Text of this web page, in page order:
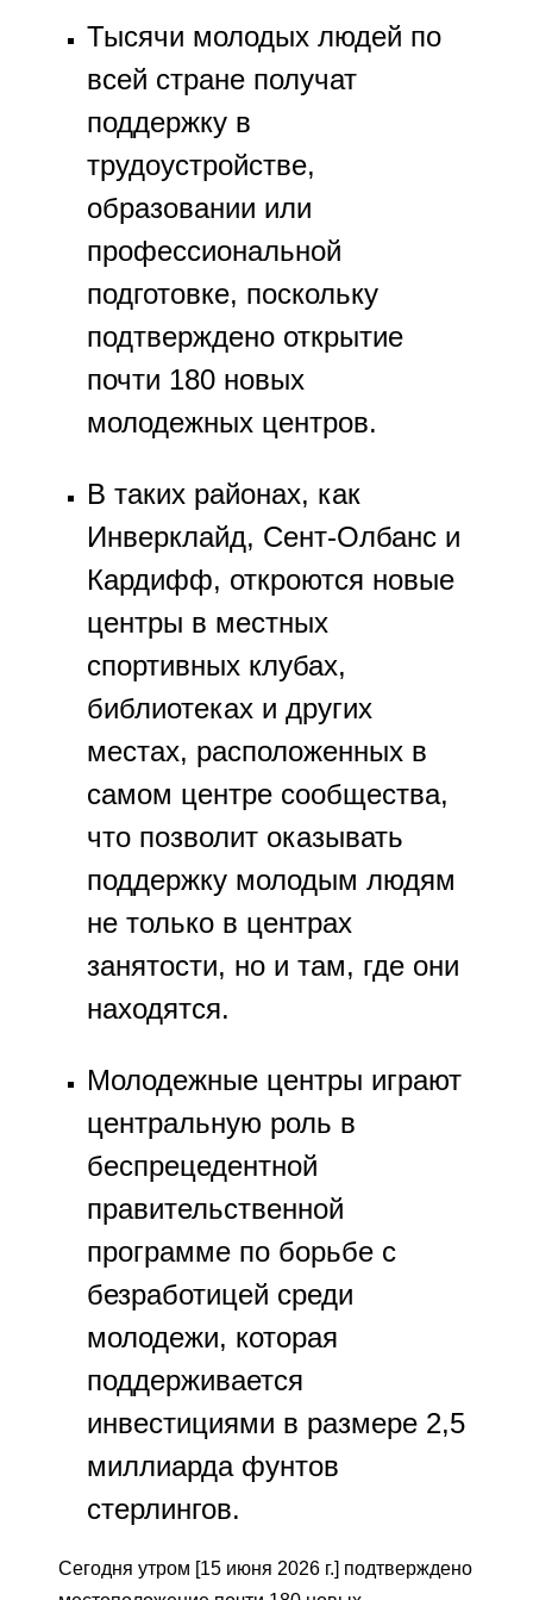
Тысячи молодых людей по
всей стране получат
поддержку в
трудоустройстве,
образовании или
профессиональной
подготовке, поскольку
подтверждено открытие
почти 180 новых
молодежных центров.
В таких районах, как
Инверклайд, Сент-Олбанс и
Кардифф, откроются новые
центры в местных
спортивных клубах,
библиотеках и других
местах, расположенных в
самом центре сообщества,
что позволит оказывать
поддержку молодым людям
не только в центрах
занятости, но и там, где они
находятся.
Молодежные центры играют
центральную роль в
беспрецедентной
правительственной
программе по борьбе с
безработицей среди
молодежи, которая
поддерживается
инвестициями в размере 2,5
миллиарда фунтов
стерлингов.
Сегодня утром [15 июня 2026 г.] подтверждено